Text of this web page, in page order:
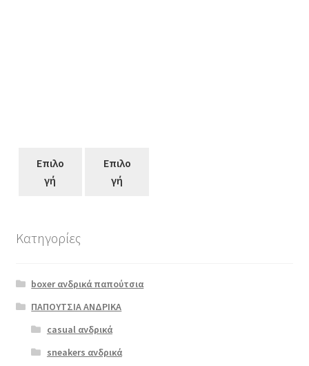
Επιλο
γή
Επιλο
γή
Ragazza
0545 μαύρο
προϊόν
έχει
πολλαπλές
Κατηγορίες
boxer ανδρικά παπούτσια
ΠΑΠΟΥΤΣΙΑ ΑΝΔΡΙΚΑ
casual ανδρικά
sneakers ανδρικά